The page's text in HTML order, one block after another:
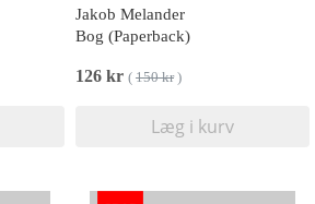
Jakob Melander
Bog (Paperback)
126 kr ( 150 kr)
Læg i kurv